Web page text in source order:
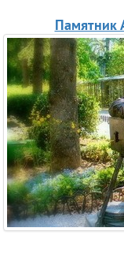
Памятник